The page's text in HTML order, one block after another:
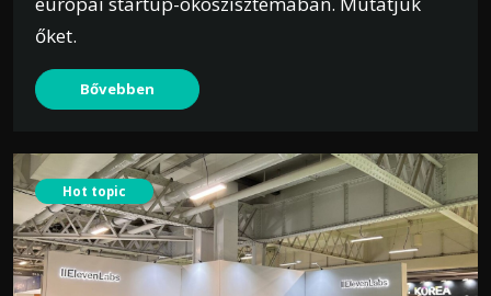
őket.
Bővebben
Hot topic